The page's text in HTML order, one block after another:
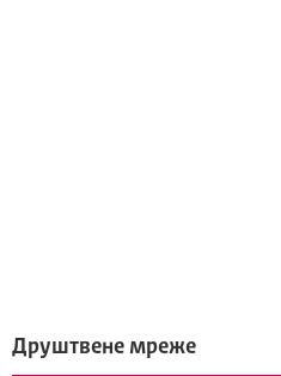
Друштвене мреже